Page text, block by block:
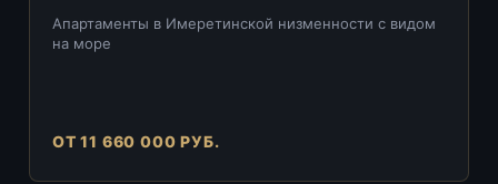
Апартаменты в Имеретинской низменности с видом
на море
ОТ 11 660 000 РУБ.